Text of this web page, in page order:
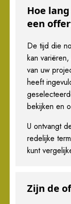
Hoe
een
De tijd die
kan
van uw
heeft
bekijken en
U ontvangt
redelijke
kunt
Zijn de